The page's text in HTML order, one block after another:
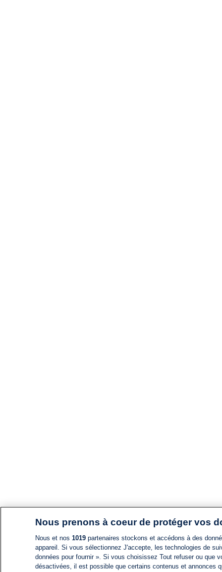
Nous prenons à coeur de protéger vos
Nous et nos 1019partenaires stockons et accédons à des
appareil. Si vous sélectionnez J'accepte, les technologies de
données pour fournir ». Si vous choisissez Tout refuser ou
désactivées, il est possible que certains contenus et annonces